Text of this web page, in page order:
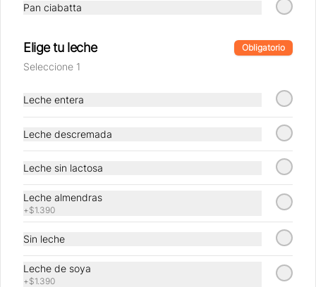
Conócenos
Nosotros
Locales
Términos y condiciones
Instagram
Facebook
Mi cuenta
Pedir
Pan ciabatta
Elige tu leche Obligatorio
Seleccione 1
Leche entera
Leche descremada
Leche sin lactosa
Leche almendras
+$1.390
Sin leche
Leche de soya
+$1.390